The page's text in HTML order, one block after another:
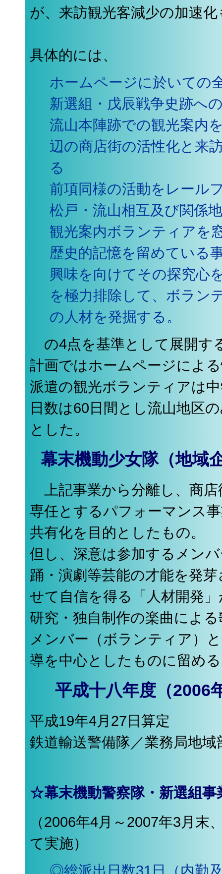
が、来訪観光客減少の加速
具体的には、
ホームページに於いての
新選組・戊辰戦争史跡へ
流山本陣跡での観光案内
辺の商店街の活性化と来
る
前項同様の活動をレール
松戸・流山相互及び関係
観光案内ボランティアを
歴史的記憶を留めている
興味を向けてその探究心
を極力排除して、ボラン
の人材を発掘する。
の4点を基準として展開す
計画ではホームページによ
派遣の観光ボランティアは
日数は60日間とし流山地区
とした。
幕末機動少女隊（地域
上記事業から分離し、商店
専任とするパフォーマンス
共有化を目的としたもの。
但し、深意は参加するメン
踊・演劇等芸能の才能を発
せて自信を得る「人材開発
研究・独自制作の楽曲によ
メンバー（ボランティア）
導を中心としたものに留め
平成十八年度（2006
平成19年4月27日算定
鉄道輸送警備隊／業務局地域
☆幕末機動警察隊・新選組事
（2006年4月～2007年3月
て実施）
◎総派出日数31日（内勤